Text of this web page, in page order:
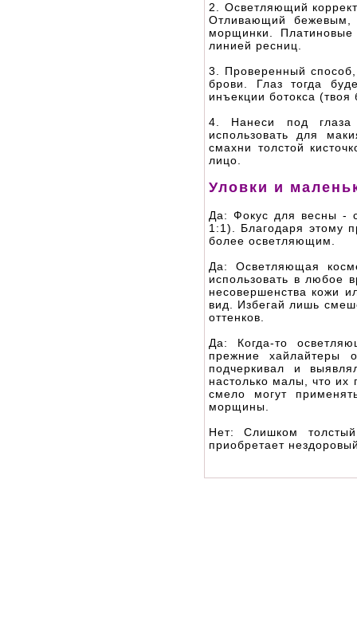
2. Осветляющий
Отливающий бежевым,
морщинки.
линией ресниц.
3. Проверенный способ,
брови. Глаз тогда
инъекции ботокса
4. Нанеси под глаза
использовать для
смахни толстой
лицо.
Уловки и
Да: Фокус для весны -
1:1). Благодаря этому
более осветляющим.
Да: Осветляющая
использовать в любое
несовершенства кожи
вид. Избегай лишь
оттенков.
Да: Когда-то
прежние хайлайтеры
подчеркивал и
настолько малы, что их
смело могут
морщины.
Нет: Слишком
приобретает